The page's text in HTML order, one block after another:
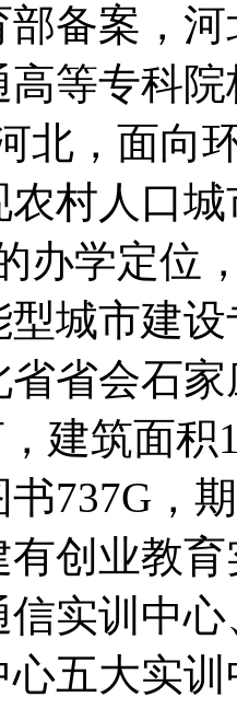
备案，
高等专科
北，面向
村人口
办学定位
型城市建
省省会石
建筑面
737G，
创业教
实训中
五大实